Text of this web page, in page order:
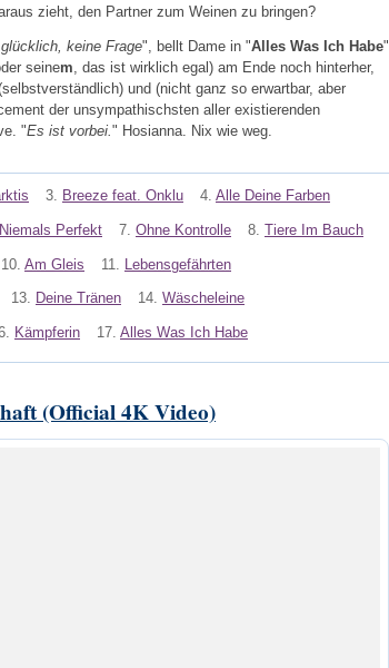
zieht, den Partner zum Weinen zu bringen?
keine Frage", bellt Dame in "Alles Was Ich Habe"
seinem, das ist wirklich egal) am Ende noch hinterher,
und (nicht ganz so erwartbar, aber
der unsympathischsten aller existierenden
"Es ist vorbei." Hosianna. Nix wie weg.
3. Breeze feat. Onklu 4. Alle Deine Farben
Niemals Perfekt 7. Ohne Kontrolle 8. Tiere Im Bauch
10. Am Gleis 11. Lebensgefährten
13. Deine Tränen 14. Wäscheleine
Kämpferin 17. Alles Was Ich Habe
(Official 4K Video)